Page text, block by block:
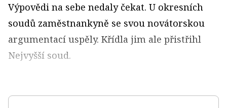
Výpovědi na sebe nedaly čekat. U okresních
soudů zaměstnankyně se svou novátorskou
argumentací uspěly. Křídla jim ale přistřihl
Nejvyšší soud.